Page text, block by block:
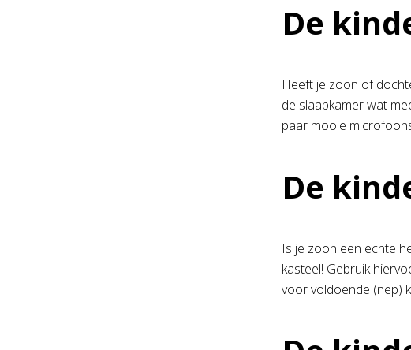
De
Heeft je zoon of
de slaapkamer wat
paar mooie
De
Is je zoon een echte
kasteel! Gebruik
voor voldoende (nep)